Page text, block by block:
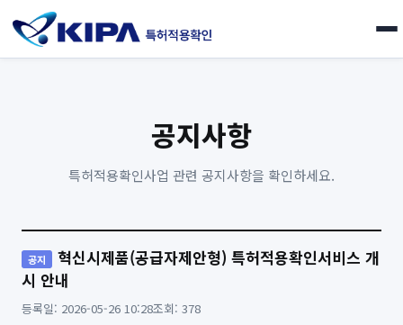
공지사항
특허적용확인사업 관련 공지사항을 확인하세요.
공지
혁신시제품(공급자제안형) 특허적용확인서비스 개
시 안내
등록일: 2026-05-26 10:28조회: 378